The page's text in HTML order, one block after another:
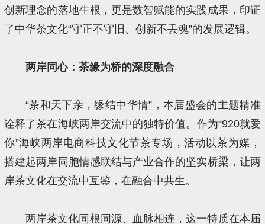
创新理念的落地生根，更是数智赋能的实践成果，印证
了中华茶文化“守正不守旧、创新不丢魂”的发展逻辑。
两岸同心：茶缘为桥的深度融合
“茶和天下亲，缘结中华情”，本届盛会的主题精准
诠释了茶在海峡两岸交流中的独特价值。作为“920就爱
你”海峡两岸电商科技文化节茶专场，活动以茶为媒，
搭建起两岸同胞情感联结与产业合作的坚实桥梁，让两
岸茶文化在交流中互鉴，在融合中共生。
两岸茶文化同根同源、血脉相连，这一特质在本届